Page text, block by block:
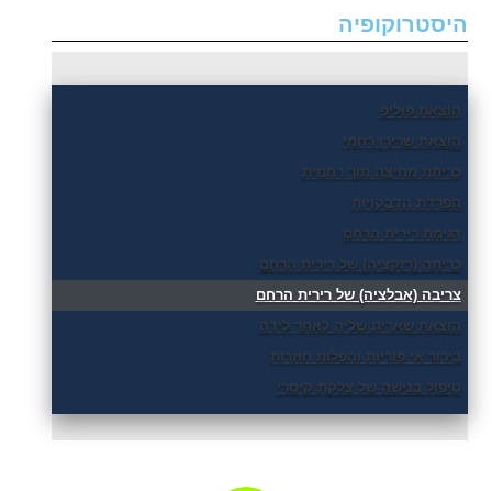
היסטרוקופיה
הוצאת פוליפ
הוצאת שרירן רחמי
כריתת מחיצה תוך רחמית
הפרדת הדבקויות
דגימת רירית הרחם
כריתה (רזקציה) של רירית הרחם
צריבה (אבלציה) של רירית הרחם
הוצאת שארית שליה לאחר לידה
בירור אי פוריות והפלות חוזרות
טיפול בנישה של צלקת קיסרי